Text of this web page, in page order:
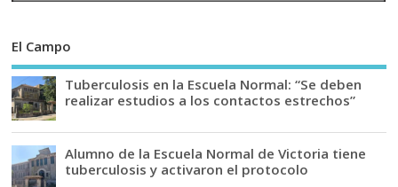
El Campo
Tuberculosis en la Escuela Normal: “Se deben
realizar estudios a los contactos estrechos”
Alumno de la Escuela Normal de Victoria tiene
tuberculosis y activaron el protocolo